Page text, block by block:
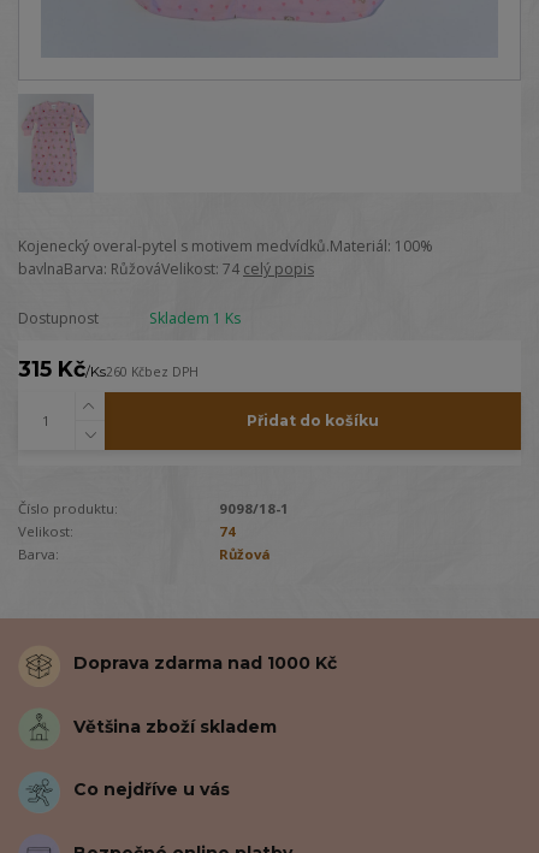
Kojenecký overal-pytel s motivem medvídků.Materiál: 100%
bavlnaBarva: RůžováVelikost: 74 celý popis
Dostupnost Skladem 1 Ks
315 Kč/Ks260 Kčbez DPH
Přidat do košíku
Číslo produktu:
9098/18-1
Velikost:
74
Barva:
Růžová
Doprava zdarma nad 1000 Kč
Většina zboží skladem
Co nejdříve u vás